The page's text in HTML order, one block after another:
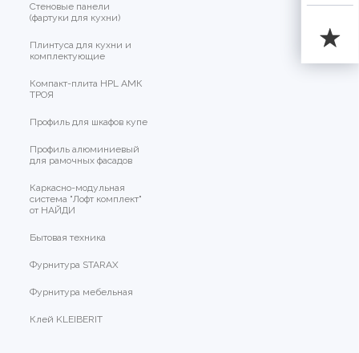
Стеновые панели
(фартуки для кухни)
Плинтуса для кухни и
комплектующие
Компакт-плита HPL АМК
ТРОЯ
Профиль для шкафов купе
Профиль алюминиевый
для рамочных фасадов
Каркасно-модульная
система "Лофт комплект"
от НАЙДИ
Бытовая техника
Фурнитура STARAX
Фурнитура мебельная
Клей KLEIBERIT